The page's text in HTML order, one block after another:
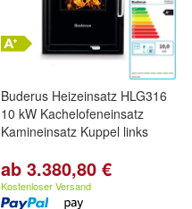
Buderus Heizeinsatz HLG316
10 kW Kachelofeneinsatz
Kamineinsatz Kuppel links
ab 3.380,80 €
Kostenloser Versand